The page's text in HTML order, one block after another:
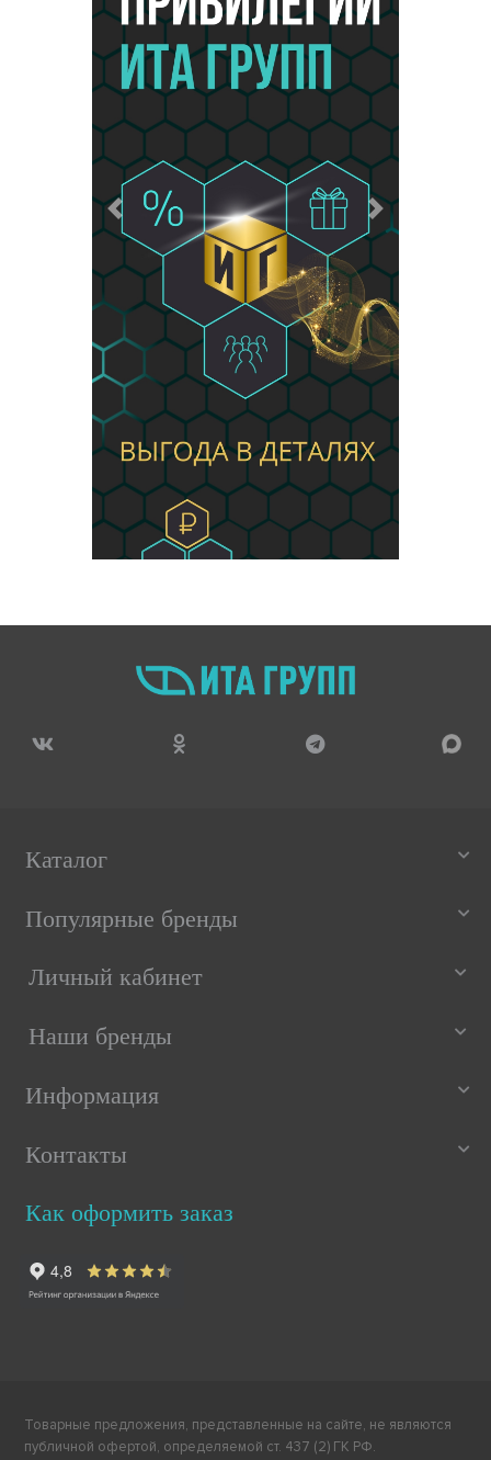
Предыдущий Следующий
Каталог
Популярные бренды
Личный кабинет
Наши бренды
Информация
Контакты
Как оформить заказ
Товарные предложения, представленные на сайте, не являются
публичной офертой, определяемой ст. 437 (2) ГК РФ.